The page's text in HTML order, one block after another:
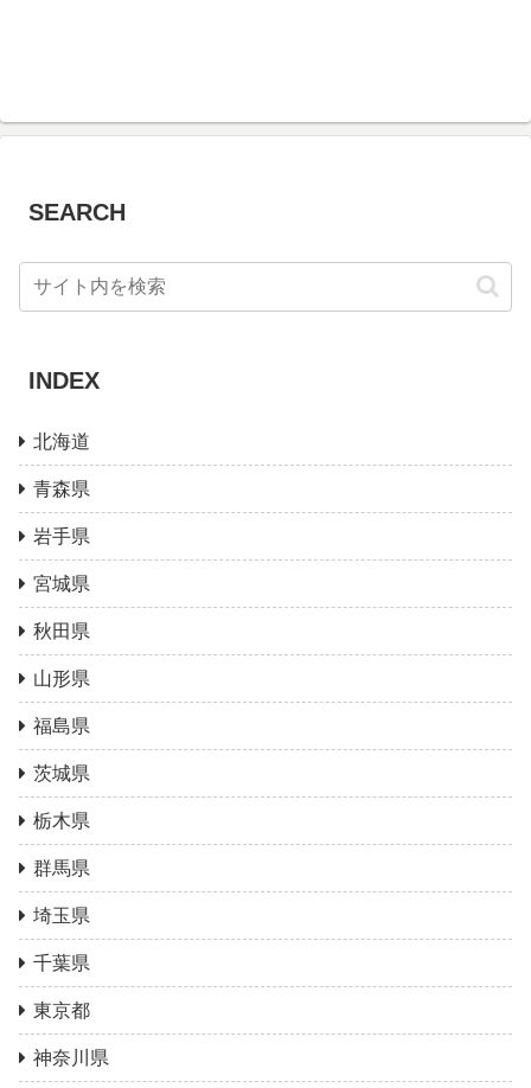
SEARCH
INDEX
北海道
青森県
岩手県
宮城県
秋田県
山形県
福島県
茨城県
栃木県
群馬県
埼玉県
千葉県
東京都
神奈川県